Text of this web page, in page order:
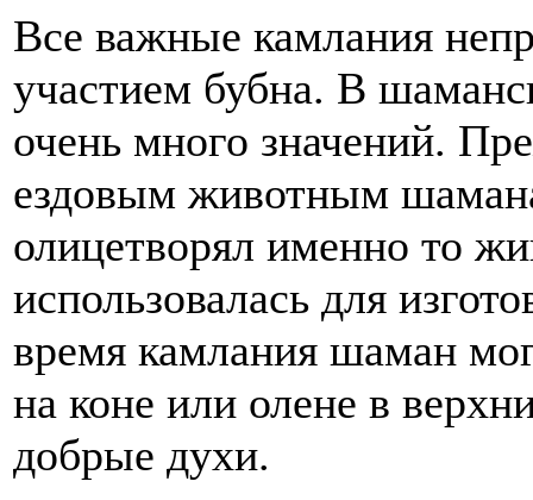
Все важные камлания
участием бубна. В
очень много значений.
ездовым животным
олицетворял именно то
использовалась для
время камлания шаман
на коне или олене в
добрые духи.